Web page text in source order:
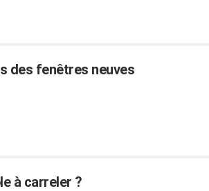
des fenêtres neuves
à carreler ?